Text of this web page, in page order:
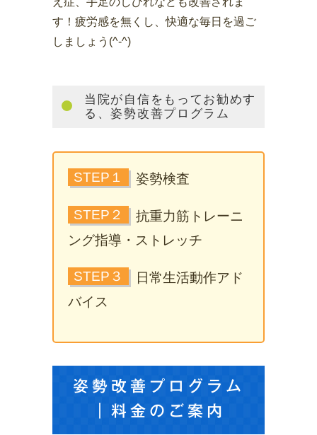
す！疲労感を無くし、快適な毎日を過ご
しましょう(^-^)
当院が自信をもってお勧めす
る、姿勢改善プログラム
STEP１ 姿勢検査
STEP２
抗重力筋トレーニ
ング指導・ストレッチ
STEP３
日常生活動作アド
バイス
姿勢改善プログラム
｜料金のご案内